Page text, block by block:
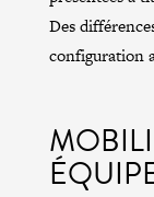
Des
configuration